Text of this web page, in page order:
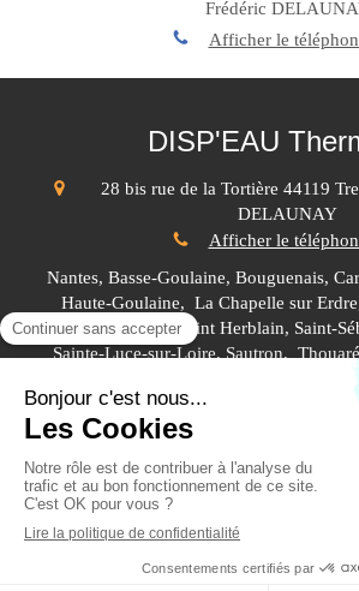
Frédéric
Afficher le
DISP'EAU
28 bis rue de la Tortière 44119
DELAUNAY
Afficher le
Nantes, Basse-Goulaine, Bouguenais,
Haute-Goulaine, La Chapelle sur
Nantes, Orvault, Saint Herblain, Saint-
Sainte-Luce-sur-Loire, Sautron,
Mentions légales
©2016 DISP'EAU Thermic
Création et référencement du site par Simplébo